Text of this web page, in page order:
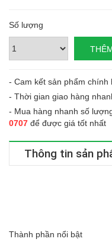
Số lượng
- Cam kết sản phẩm chính
- Thời gian giao hàng
- Mua hàng nhanh số
0707 để được giá tốt nhất
Thông tin sản
Thành phần nổi bật